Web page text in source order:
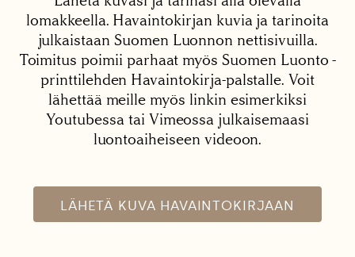
lomakkeella. Havaintokirjan kuvia ja tarinoita
julkaistaan Suomen Luonnon nettisivuilla.
Toimitus poimii parhaat myös Suomen Luonto -
printtilehden Havaintokirja-palstalle. Voit
lähettää meille myös linkin esimerkiksi
Youtubessa tai Vimeossa julkaisemaasi
luontoaiheiseen videoon.
LÄHETÄ KUVA HAVAINTOKIRJAAN